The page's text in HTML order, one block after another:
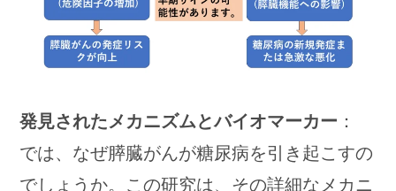
発見されたメカニズムとバイオマーカー ：
では、なぜ膵臓がんが糖尿病を引き起こすの
でしょうか。この研究は、その詳細なメカニ